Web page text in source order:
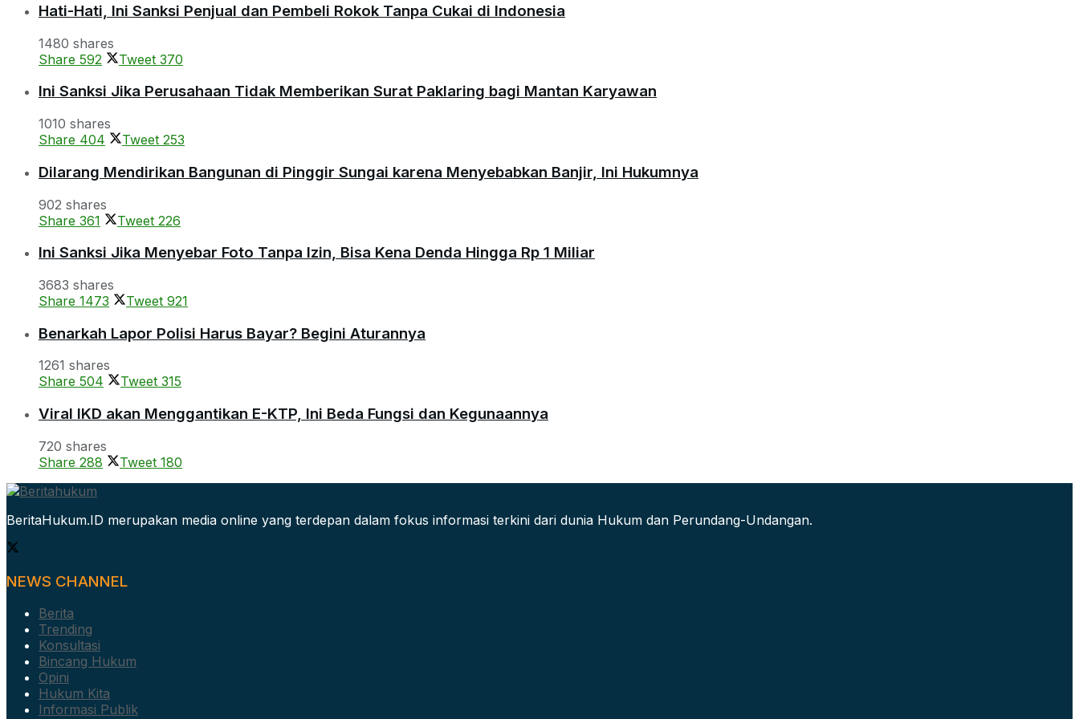
Hati-Hati, Ini Sanksi Penjual dan Pembeli Rokok Tanpa Cukai di Indonesia
1480 shares
Share 592 Tweet 370
Ini Sanksi Jika Perusahaan Tidak Memberikan Surat Paklaring bagi Mantan Karyawan
1010 shares
Share 404 Tweet 253
Dilarang Mendirikan Bangunan di Pinggir Sungai karena Menyebabkan Banjir, Ini Hukumnya
902 shares
Share 361 Tweet 226
Ini Sanksi Jika Menyebar Foto Tanpa Izin, Bisa Kena Denda Hingga Rp 1 Miliar
3683 shares
Share 1473 Tweet 921
Benarkah Lapor Polisi Harus Bayar? Begini Aturannya
1261 shares
Share 504 Tweet 315
Viral IKD akan Menggantikan E-KTP, Ini Beda Fungsi dan Kegunaannya
720 shares
Share 288 Tweet 180
BeritaHukum.ID merupakan media online yang terdepan dalam fokus informasi terkini dari dunia Hukum dan Perundang-Undangan.
NEWS CHANNEL
Berita
Trending
Konsultasi
Bincang Hukum
Opini
Hukum Kita
Informasi Publik